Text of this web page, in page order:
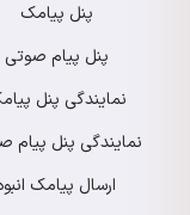
پنل پیامک
پنل پیام صوتی
نمایندگی پنل
نمایندگی پنل پیام
ارسال پیامک